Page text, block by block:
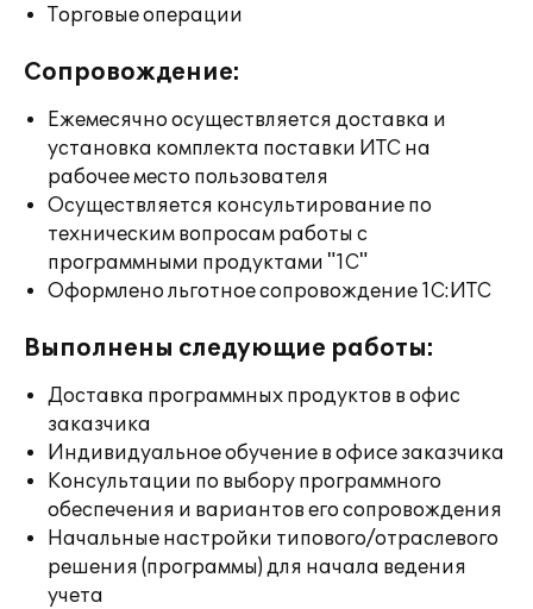
Торговые операции
Сопровождение:
Ежемесячно осуществляется доставка и
установка комплекта поставки ИТС на
рабочее место пользователя
Осуществляется консультирование по
техническим вопросам работы с
программными продуктами "1С"
Оформлено льготное сопровождение 1С:ИТС
Выполнены следующие работы:
Доставка программных продуктов в офис
заказчика
Индивидуальное обучение в офисе заказчика
Консультации по выбору программного
обеспечения и вариантов его сопровождения
Начальные настройки типового/отраслевого
решения (программы) для начала ведения
учета